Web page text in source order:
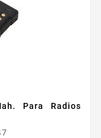
Para Radios